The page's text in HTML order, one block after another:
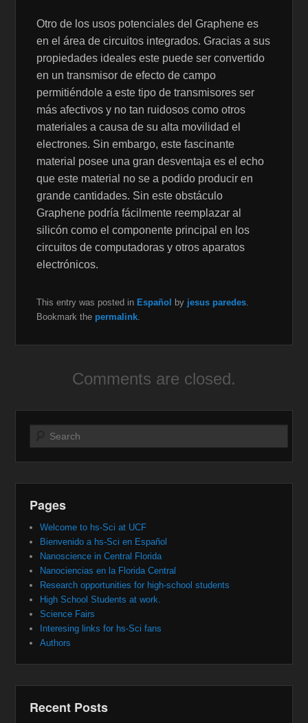
Otro de los usos potenciales del Graphene es
en el área de circuitos integrados. Gracias a sus
propiedades ideales este puede ser convertido
en un transmisor de efecto de campo
permitiéndole a este tipo de transmisores ser
más afectivos y no tan ruidosos como otros
materiales a causa de su alta movilidad el
electrones. Sin embargo, este fascinante
material posee una gran desventaja es el echo
que este material no se a podido producir en
grande cantidades. Sin este obstáculo
Graphene podría fácilmente reemplazar al
silicón como el componente principal en los
circuitos de computadoras y otros aparatos
electrónicos.
This entry was posted in Español by jesus paredes
Bookmark the permalink
Comments are closed.
Search
Pages
Welcome to hs-Sci at UCF
Bienvenido a hs-Sci en Español
Nanoscience in Central Florida
Nanociencias en la Florida Central
Research opportunities for high-school students
High School Students at work.
Science Fairs
Interesing links for hs-Sci fans
Authors
Recent Posts